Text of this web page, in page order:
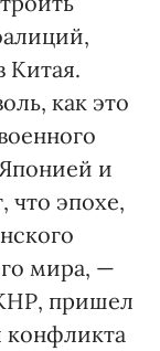
Китая.
как это
и
что эпохе,
мира, —
пришел
конфликта